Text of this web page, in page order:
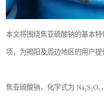
本文将围绕焦亚硫酸钠的基本
项，为揭阳及周边地区的用户提
焦亚硫酸钠，化学式为